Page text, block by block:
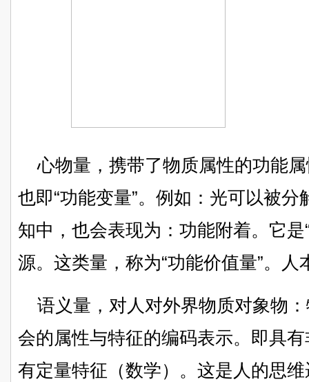
心物量，携带了物质属性的功能
也即“功能变量”。例如：光可以被
知中，也会表现为：功能附着。它
源。这类量，称为“功能价值量”。
语义量，对人对外界物质对象物
会的属性与特征的编码表示。即具
有定量特征（数学）。这是人的思